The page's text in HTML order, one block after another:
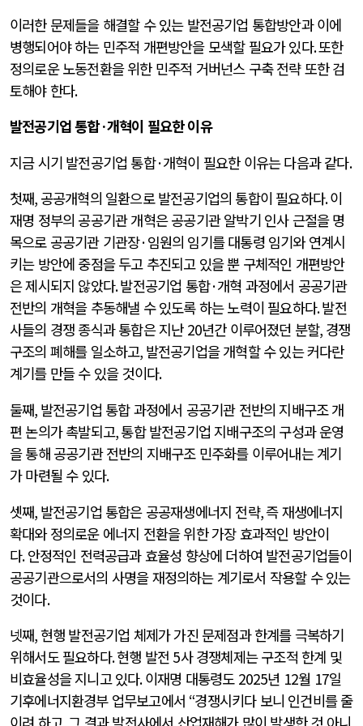
이러한 문제들을 해결할 수 있는 발전공기업 통합방안과 이에
병행되어야 하는 민주적 개편방안을 모색할 필요가 있다.또한
정의로운 노동전환을 위한 민주적 거버넌스 구축 전략 또한 검
토해야 한다.
발전공기업 통합·개혁이 필요한 이유
지금 시기 발전공기업 통합·개혁이 필요한 이유는 다음과 같다.
첫째, 공공개혁의 일환으로 발전공기업의 통합이 필요하다.이
재명 정부의 공공기관 개혁은 공공기관 알박기 인사 근절을 명
목으로 공공기관 기관장·임원의 임기를 대통령 임기와 연계시
키는 방안에 중점을 두고 추진되고 있을 뿐 구체적인 개편방안
은 제시되지 않았다.발전공기업 통합·개혁 과정에서 공공기관
전반의 개혁을 추동해낼 수 있도록 하는 노력이 필요하다.발전
사들의 경쟁 종식과 통합은 지난 20년간 이루어졌던 분할, 경쟁
구조의 폐해를 일소하고, 발전공기업을 개혁할 수 있는 커다란
계기를 만들 수 있을 것이다.
둘째, 발전공기업 통합 과정에서 공공기관 전반의 지배구조 개
편 논의가 촉발되고,통합 발전공기업 지배구조의 구성과 운영
을 통해 공공기관 전반의 지배구조 민주화를 이루어내는 계기
가 마련될 수 있다.
셋째, 발전공기업 통합은 공공재생에너지 전략,즉 재생에너지
확대와 정의로운 에너지 전환을 위한 가장 효과적인 방안이
다.안정적인 전력공급과 효율성 향상에 더하여 발전공기업들이
공공기관으로서의 사명을 재정의하는 계기로서 작용할 수 있는
것이다.
넷째, 현행 발전공기업 체제가 가진 문제점과 한계를 극복하기
위해서도 필요하다.현행 발전 5사 경쟁체제는 구조적 한계 및
비효율성을 지니고 있다.이재명 대통령도 2025년 12월 17일
기후에너지환경부 업무보고에서 “경쟁시키다 보니 인건비를 줄